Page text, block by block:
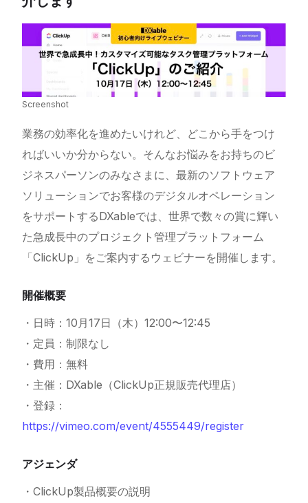
Screenshot
業務の効率化を進めたいけれど、どこから手をつけ
ればいいか分からない。そんなお悩みをお持ちのビ
ジネスパーソンのみなさまに、最新のソフトウェア
ソリューションでお客様のデジタルオペレーション
をサポートするDXableでは、世界で数々の賞に輝い
た急成長中のプロジェクト管理プラットフォーム
「ClickUp 」をご案内するウェビナーを開催します。
開催概要
・日時：10月17日（木）12:00〜12:45
・定員：制限なし
・費用：無料
・主催：DXable（ClickUp正規販売代理店）
・登録：
https://vimeo.com/event/4555449/register
アジェンダ
・ClickUp製品概要の説明